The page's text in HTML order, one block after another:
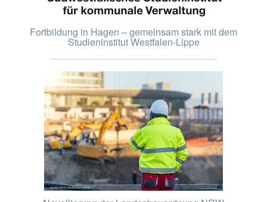
Fortbildung in Hagen – gemeinsam stark mit dem
Studieninstitut Westfalen-Lippe